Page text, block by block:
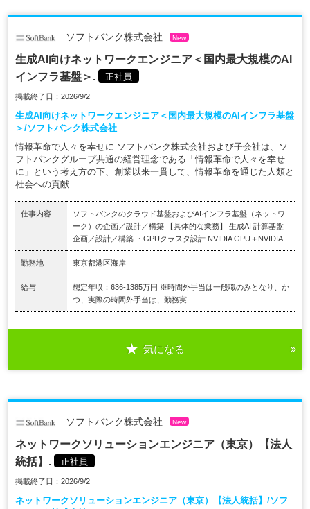
ソフトバンク株式会社 New
生成AI向けネットワークエンジニア＜国内最大規模のAI
インフラ基盤＞.
正社員
掲載終了日：2026/9/2
生成AI向けネットワークエンジニア＜国内最大規模のAIインフラ基盤
＞/ソフトバンク株式会社
情報革命で人々を幸せに ソフトバンク株式会社および子会社は、ソ
フトバンクグループ共通の経営理念である「情報革命で人々を幸せ
に」という考え方の下、創業以来一貫して、情報革命を通じた人類と
社会への貢献...
仕事内容
ソフトバンクのクラウド基盤およびAIインフラ基盤（ネットワ
ーク）の企画／設計／構築 【具体的な業務】 生成AI 計算基盤
企画／設計／構築 ・GPUクラスタ設計 NVIDIA GPU＋NVIDIA...
勤務地 東京都港区海岸
給与
想定年収：636-1385万円 ※時間外手当は一般職のみとなり、か
つ、実際の時間外手当は、勤務実...
気になる
ソフトバンク株式会社 New
ネットワークソリューションエンジニア（東京）【法人
統括】.
正社員
掲載終了日：2026/9/2
ネットワークソリューションエンジニア（東京）【法人統括】/ソフ